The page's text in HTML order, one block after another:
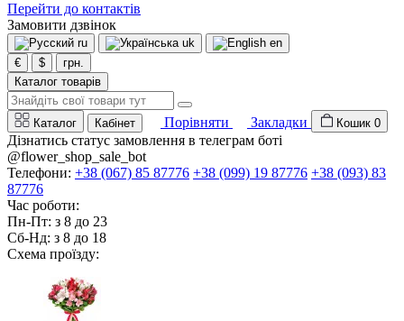
Перейти до контактів
Замовити дзвінок
ru uk
en
€
$
грн.
Каталог товарів
Каталог Кабінет Порівняти Закладки Кошик 0
Дізнатись статус замовлення в телеграм боті
@flower_shop_sale_bot
Телефони: +38 (067) 85 87776 +38 (099) 19 87776 +38 (093) 83
87776
Час роботи:
Пн-Пт: з 8 до 23
Сб-Нд: з 8 до 18
Схема проїзду: